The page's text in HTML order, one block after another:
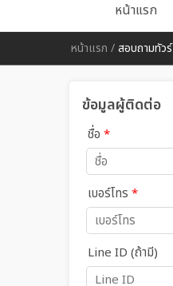
หน้าแรก
หน้าแรก /สอบถามทัวร์
ข้อมูลผู้ติดต่อ
ชื่อ *
เบอร์โทร *
Line ID (ถ้ามี)